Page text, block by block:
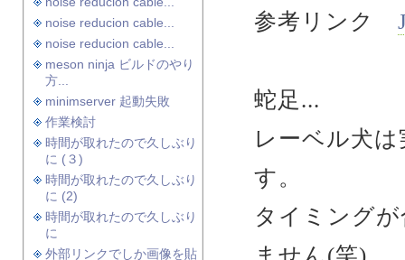
参考リンク
蛇足...
レーベル犬
す。
タイミング
noise reducion cable...
noise reducion cable...
meson ninja ビルドのやり
方...
minimserver 起動失敗
作業検討
時間が取れたので久しぶり
に (３)
時間が取れたので久しぶり
に (2)
時間が取れたので久しぶり
に
外部リンクでしか画像を貼